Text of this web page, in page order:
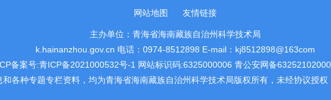
网站地图 友情链接
主办单位：青海省海南藏族自治州科学技术局
k.hainanzhou.gov.cn 电话：0974-8512898 E-mail：kj8512898@163com
备案号:青ICP备2021000532号-1 网站标识码:6325000006 青公安网备
各种专题专栏资料，均为青海省海南藏族自治州科学技术局版权所有，未经协议授